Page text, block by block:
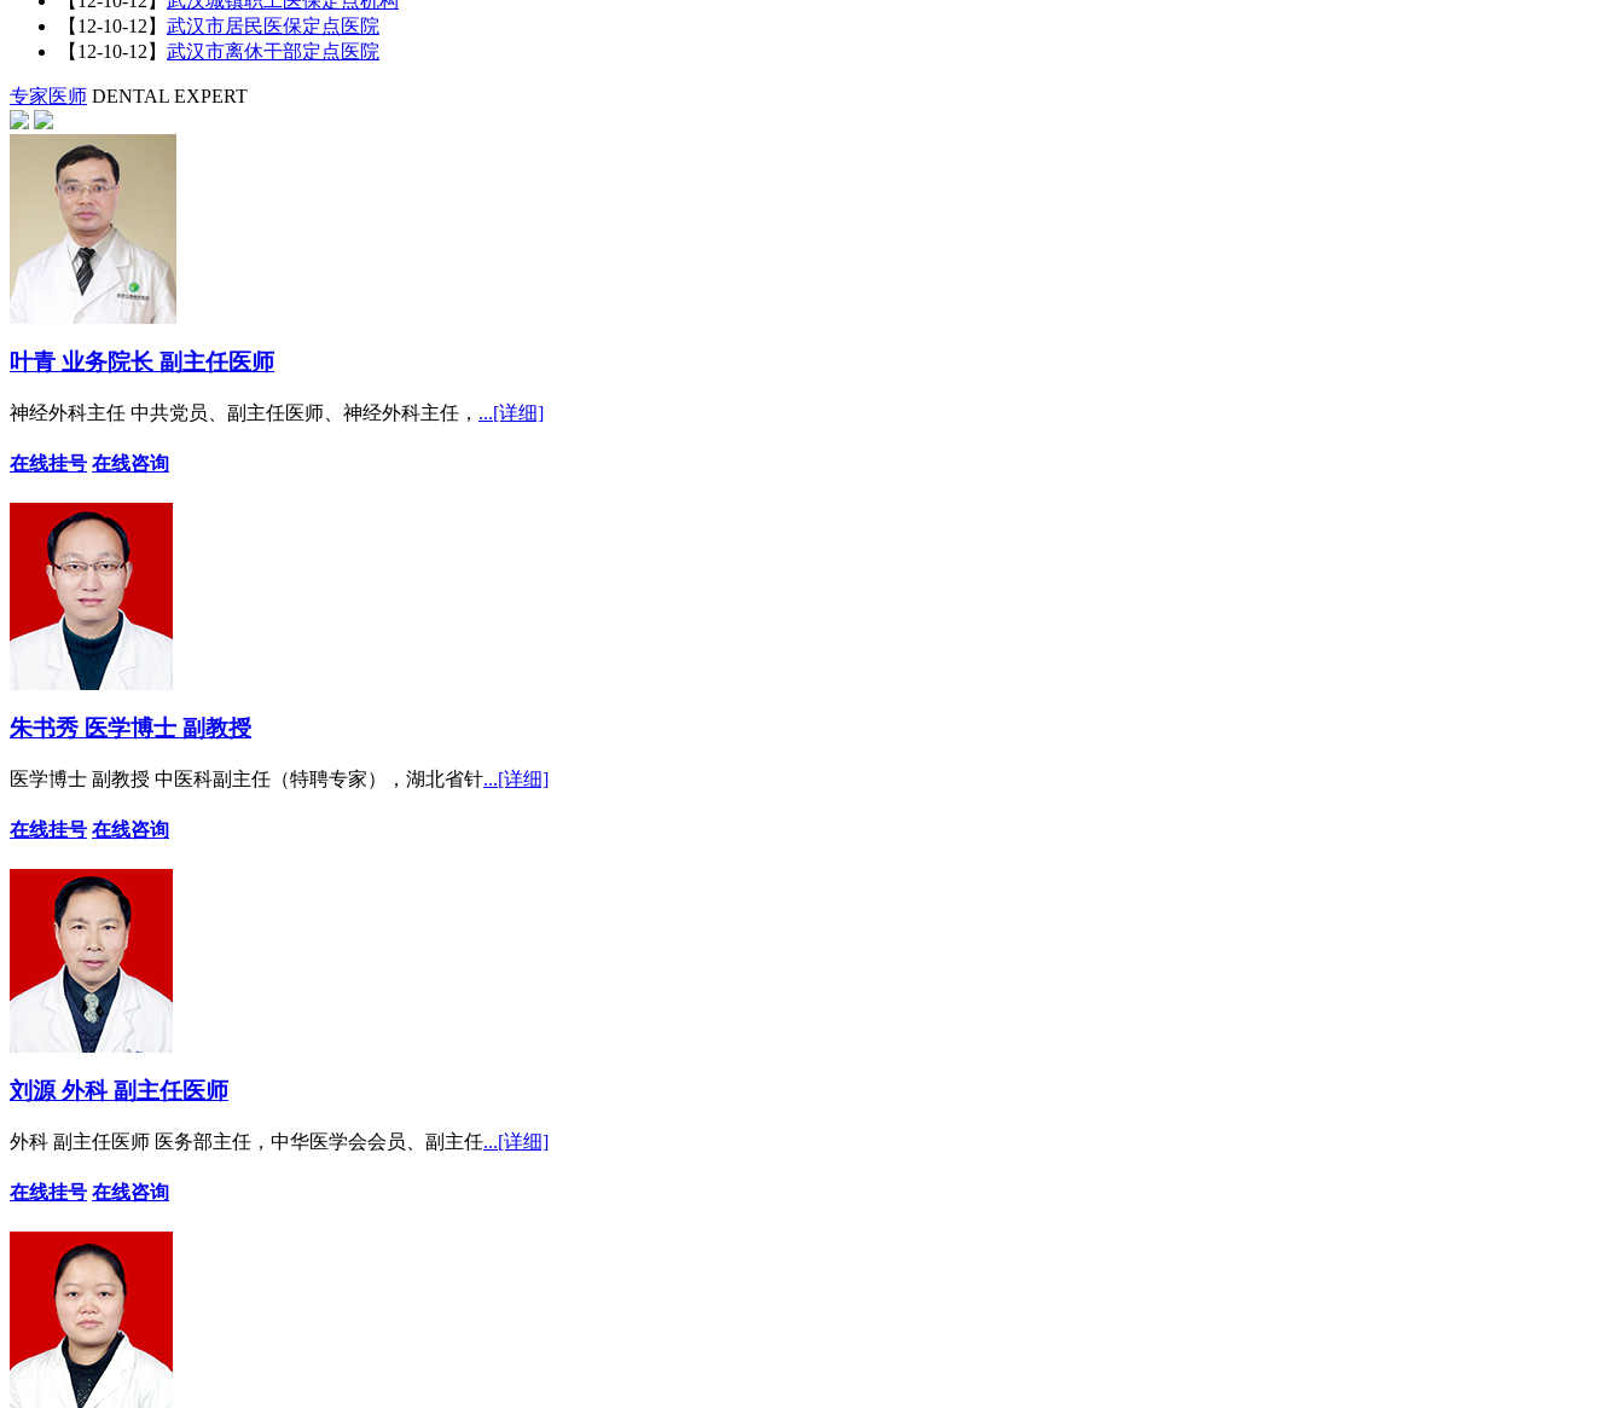
【12-10-12】 武汉市居民医保定点医院
【12-10-12】 武汉市离休干部定点医院
专家医师 DENTAL EXPERT
叶青 业务院长 副主任医师
神经外科主任 中共党员、副主任医师、神经外科主任， ...[详细]
在线挂号 在线咨询
朱书秀 医学博士 副教授
医学博士 副教授 中医科副主任（特聘专家），湖北省针...[详细]
在线挂号 在线咨询
刘源 外科 副主任医师
外科 副主任医师 医务部主任，中华医学会会员、副主任...[详细]
在线挂号 在线咨询